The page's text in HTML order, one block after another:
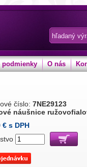
podmienky O nás
číslo: 7NE29123
náušnice
€ s DPH